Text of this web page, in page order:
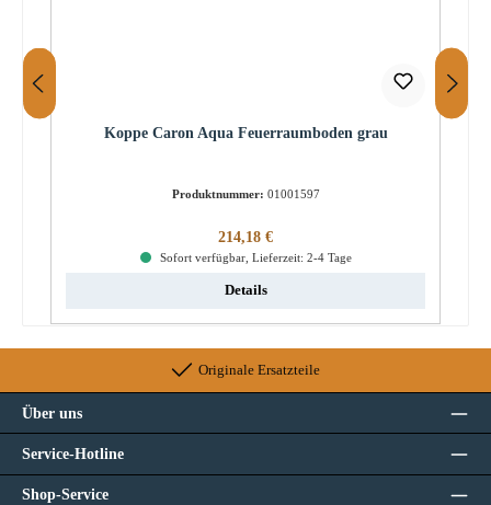
Koppe Caron Aqua Feuerraumboden grau
Produktnummer: 01001597
Regulärer Preis:
214,18 €
Sofort verfügbar, Lieferzeit: 2-4 Tage
Details
Originale Ersatzteile
Über uns
Service-Hotline
Shop-Service